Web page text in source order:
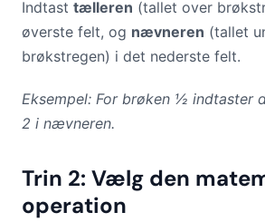
Indtast tælleren (tallet over
øverste felt, og nævneren (tallet
brøkstregen) i det nederste felt.
Eksempel: For brøken ½ indtaster
2 i nævneren.
Trin 2: Vælg den
operation